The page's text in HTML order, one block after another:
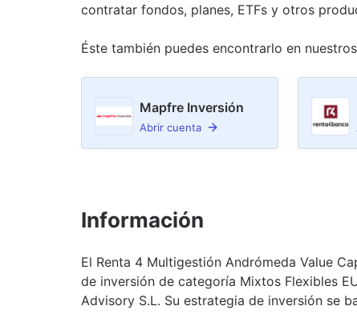
contratar fondos, planes, ETFs y otros
Éste también puedes encontrarlo en nuestros
Mapfre Inversión
Abrir cuenta
Información
El Renta 4 Multigestión Andrómeda Value
de inversión de categoría Mixtos Flexibles
Advisory S.L. Su estrategia de inversión se